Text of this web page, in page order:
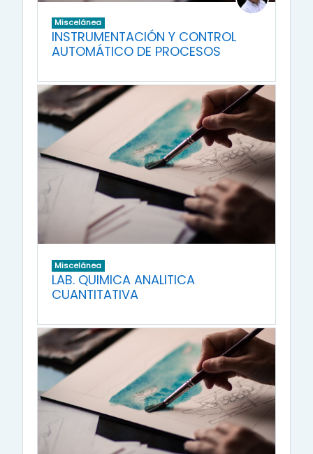
Miscelánea
INSTRUMENTACIÓN Y CONTROL
AUTOMÁTICO DE PROCESOS
Miscelánea
LAB. QUIMICA ANALITICA
CUANTITATIVA